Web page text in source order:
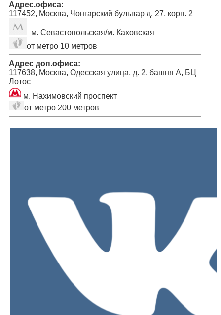
Адрес.офиса:
117452, Москва, Чонгарский бульвар д. 27, корп. 2
м. Севастопольская/м. Каховская
от метро 10 метров
Адрес доп.офиса:
117638, Москва, Одесская улица, д. 2, башня А, БЦ
Лотос
м. Нахимовский проспект
от метро 200 метров